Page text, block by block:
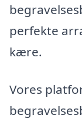
perfekte
kære.
Vores